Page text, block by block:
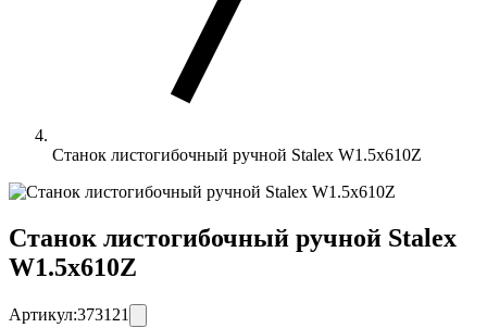
Станок листогибочный ручной Stalex W1.5x610Z
Станок листогибочный ручной Stalex
W1.5x610Z
Артикул:373121